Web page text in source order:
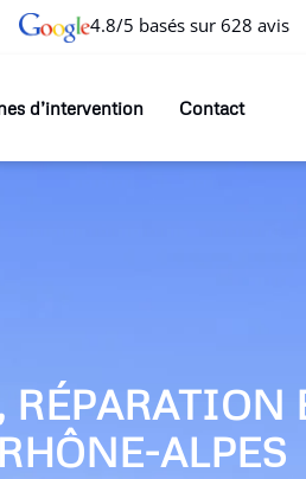
4.8/5 basés sur 628 avis
d’intervention Contact
ALPES